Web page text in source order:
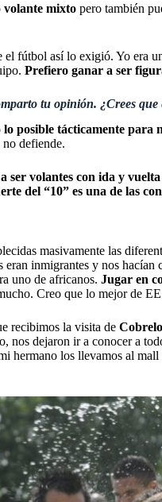
volante mixto pero también
el fútbol así lo exigió. Yo era
Prefiero ganar a ser
tu opinión. ¿Crees que
lo posible tácticamente para
defiende.
ser volantes con ida y vuelta
del “10” es una de las
masivamente las
eran inmigrantes y nos
uno de africanos. Jugar en
Creo que lo mejor de
recibimos la visita de
nos dejaron ir a conocer a
hermano los llevamos al